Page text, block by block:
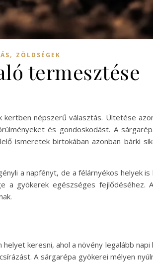
, ZÖLDSÉGEK
termesztése
népszerű választás. Ültetése
és gondoskodást. A
ismeretek birtokában azonban bárki
a napfényt, de a félárnyékos helyek
a gyökerek egészséges fejlődéséhez.
keresni, ahol a növény legalább
A sárgarépa gyökerei mélyen